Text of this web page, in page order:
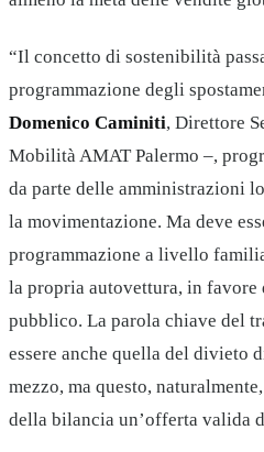
“Il concetto di sostenibilità
programmazione degli
Domenico Caminiti, Direttore
Mobilità AMAT Palermo –,
da parte delle amministrazioni
la movimentazione. Ma deve
programmazione a livello
la propria autovettura, in
pubblico. La parola chiave del
essere anche quella del divieto
mezzo, ma questo,
della bilancia un’offerta valida